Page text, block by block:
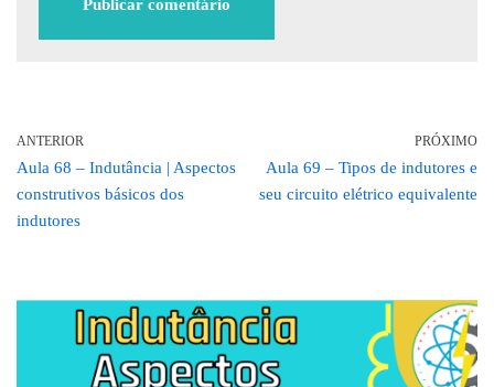
ANTERIOR
Aula 68 – Indutância | Aspectos
construtivos básicos dos
indutores
PRÓXIMO
Aula 69 – Tipos de indutores e
seu circuito elétrico equivalente